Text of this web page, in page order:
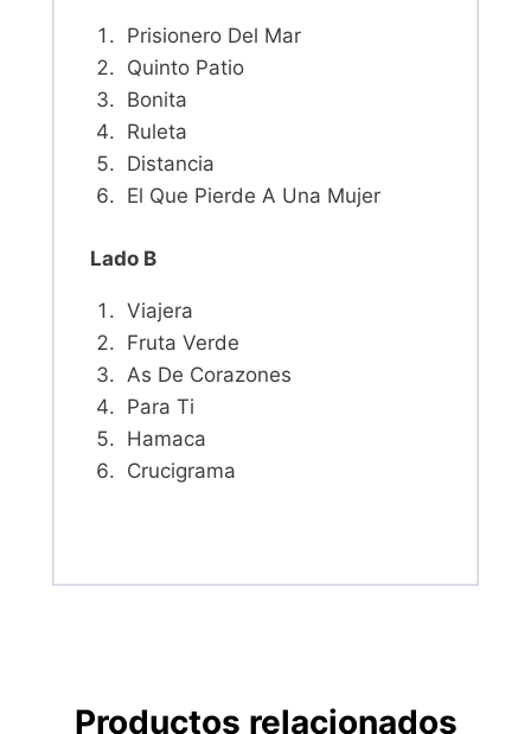
Prisionero Del Mar
Quinto Patio
Bonita
Ruleta
Distancia
El Que Pierde A Una Mujer
Lado B
Viajera
Fruta Verde
As De Corazones
Para Ti
Hamaca
Crucigrama
Productos relacionados